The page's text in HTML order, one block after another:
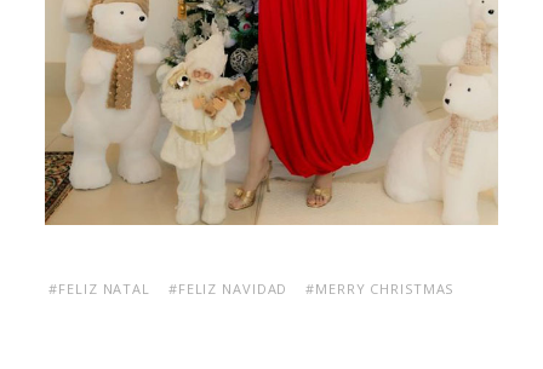
#FELIZ NATAL #FELIZ NAVIDAD #MERRY CHRISTMAS